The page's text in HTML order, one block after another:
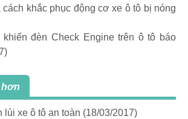
cách khắc phục động cơ xe ô tô bị nóng
đèn Check Engine trên ô tô báo
lùi xe ô tô an toàn (18/03/2017)